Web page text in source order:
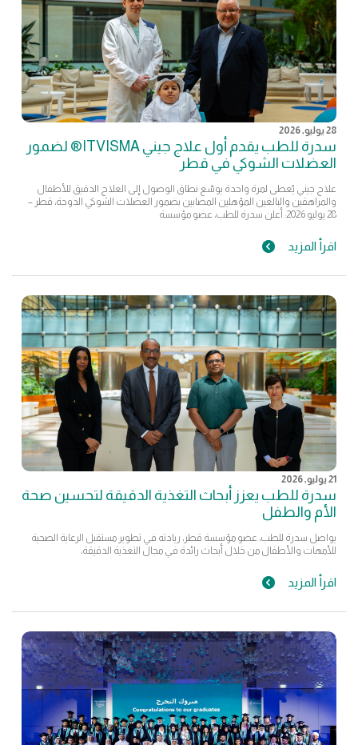
28 يوليو, 2026
سدرة للطب يقدم أول علاج جيني ITVISMA® لضمور
العضلات الشوكي في قطر
علاج جيني يُعطى لمرة واحدة يوسّع نطاق الوصول إلى العلاج الدقيق للأطفال
والمراهقين والبالغين المؤهلين المصابين بضمور العضلات الشوكي الدوحة، قطر –
28 يوليو 2026: أعلن سدرة للطب، عضو مؤسسة
اقرأ المزيد
21 يوليو, 2026
سدرة للطب يعزز أبحاث التغذية الدقيقة لتحسين صحة
الأم والطفل
يواصل سدرة للطب، عضو مؤسسة قطر، ريادته في تطوير مستقبل الرعاية الصحية
للأمهات والأطفال من خلال أبحاث رائدة في مجال التغذية الدقيقة،
اقرأ المزيد